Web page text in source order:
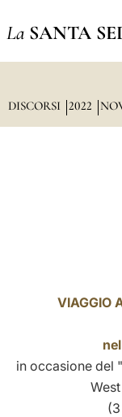
La SANTA
DISCORSI 2022
VIAGGIO
in occasione del